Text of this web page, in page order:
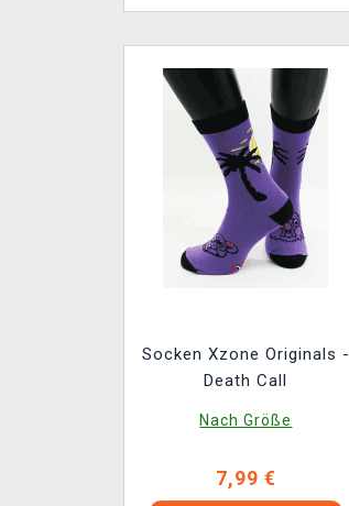
Socken Xzone Originals -
Death Call
Nach Größe
7,99 €